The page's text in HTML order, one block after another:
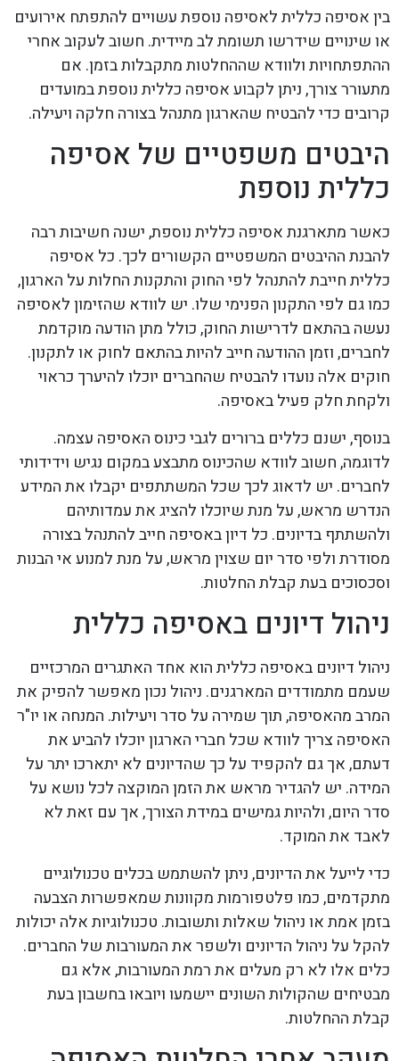
בין אסיפה כללית לאסיפה נוספת עשויים להתפתח אירועים
או שינויים שידרשו תשומת לב מיידית. חשוב לעקוב אחרי
ההתפתחויות ולוודא שההחלטות מתקבלות בזמן. אם
מתעורר צורך, ניתן לקבוע אסיפה כללית נוספת במועדים
קרובים כדי להבטיח שהארגון מתנהל בצורה חלקה ויעילה.
היבטים משפטיים של אסיפה
כללית נוספת
כאשר מתארגנת אסיפה כללית נוספת, ישנה חשיבות רבה
להבנת ההיבטים המשפטיים הקשורים לכך. כל אסיפה
כללית חייבת להתנהל לפי החוק והתקנות החלות על הארגון,
כמו גם לפי התקנון הפנימי שלו. יש לוודא שהזימון לאסיפה
נעשה בהתאם לדרישות החוק, כולל מתן הודעה מוקדמת
לחברים, וזמן ההודעה חייב להיות בהתאם לחוק או לתקנון.
חוקים אלה נועדו להבטיח שהחברים יוכלו להיערך כראוי
ולקחת חלק פעיל באסיפה.
בנוסף, ישנם כללים ברורים לגבי כינוס האסיפה עצמה.
לדוגמה, חשוב לוודא שהכינוס מתבצע במקום נגיש וידידותי
לחברים. יש לדאוג לכך שכל המשתתפים יקבלו את המידע
הנדרש מראש, על מנת שיוכלו להציג את עמדותיהם
ולהשתתף בדיונים. כל דיון באסיפה חייב להתנהל בצורה
מסודרת ולפי סדר יום שצוין מראש, על מנת למנוע אי הבנות
וסכסוכים בעת קבלת החלטות.
ניהול דיונים באסיפה כללית
ניהול דיונים באסיפה כללית הוא אחד האתגרים המרכזיים
שעמם מתמודדים המארגנים. ניהול נכון מאפשר להפיק את
המרב מהאסיפה, תוך שמירה על סדר ויעילות. המנחה או יו"ר
האסיפה צריך לוודא שכל חברי הארגון יוכלו להביע את
דעתם, אך גם להקפיד על כך שהדיונים לא יתארכו יתר על
המידה. יש להגדיר מראש את הזמן המוקצה לכל נושא על
סדר היום, ולהיות גמישים במידת הצורך, אך עם זאת לא
לאבד את המוקד.
כדי לייעל את הדיונים, ניתן להשתמש בכלים טכנולוגיים
מתקדמים, כמו פלטפורמות מקוונות שמאפשרות הצבעה
בזמן אמת או ניהול שאלות ותשובות. טכנולוגיות אלה יכולות
להקל על ניהול הדיונים ולשפר את המעורבות של החברים.
כלים אלו לא רק מעלים את רמת המעורבות, אלא גם
מבטיחים שהקולות השונים יישמעו ויובאו בחשבון בעת
קבלת ההחלטות.